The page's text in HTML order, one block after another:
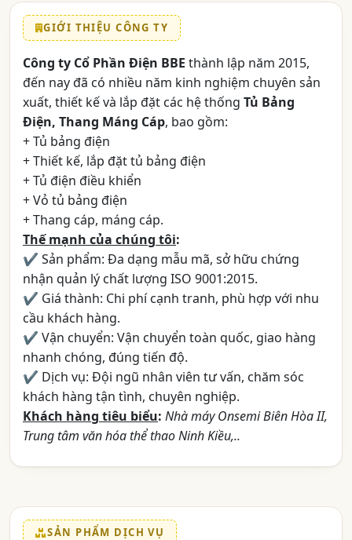
GIỚI THIỆU CÔNG TY
Công ty Cổ Phần Điện BBE thành lập năm 2015,
đến nay đã có nhiều năm kinh nghiệm chuyên sản
xuất, thiết kế và lắp đặt các hệ thống Tủ Bảng
Điện, Thang Máng Cáp, bao gồm:
+ Tủ bảng điện
+ Thiết kế, lắp đặt tủ bảng điện
+ Tủ điện điều khiển
+ Vỏ tủ bảng điện
+ Thang cáp, máng cáp.
Thế mạnh của chúng tôi:
✔ Sản phẩm: Đa dạng mẫu mã, sở hữu chứng
nhận quản lý chất lượng ISO 9001:2015.
✔ Giá thành: Chi phí cạnh tranh, phù hợp với nhu
cầu khách hàng.
✔ Vận chuyển: Vận chuyển toàn quốc, giao hàng
nhanh chóng, đúng tiến độ.
✔ Dịch vụ: Đội ngũ nhân viên tư vấn, chăm sóc
khách hàng tận tình, chuyên nghiệp.
Khách hàng tiêu biểu: Nhà máy Onsemi Biên Hòa II,
Trung tâm văn hóa thể thao Ninh Kiều,..
SẢN PHẨM DỊCH VỤ